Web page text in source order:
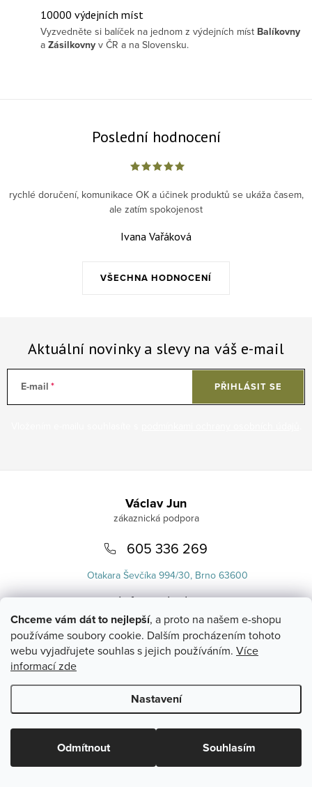
Chceme vám dát to nejlepší, a proto na našem e-shopu
používáme soubory cookie. Dalším procházením tohoto
webu vyjadřujete souhlas s jejich používáním. Více
informací zde
Nastavení
Odmítnout Souhlasím
10000 výdejních míst
Vyzvedněte si balíček na jednom z výdejních míst Balíkovny
a Zásilkovny v ČR a na Slovensku.
Poslední hodnocení
VŠECHNA HODNOCENÍ
rychlé doručení, komunikace OK a účinek produktů se ukáža časem,
ale zatím spokojenost
Ivana Vařáková
Aktuální novinky a slevy na váš e-mail
E-mail PŘIHLÁSIT SE
Václav Jun
605 336 269
Otakara Ševčíka 994/30, Brno 63600
info@uvlasku.cz
Copyright 2026UVlásku.cz. Všechna práva vyhrazena.Upravit
nastavení cookies